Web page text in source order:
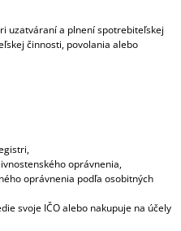
uzatváraní a plnení spotrebiteľskej
činnosti, povolania alebo
oprávnenia,
oprávnenia podľa osobitných
svoje IČO alebo nakupuje na účely